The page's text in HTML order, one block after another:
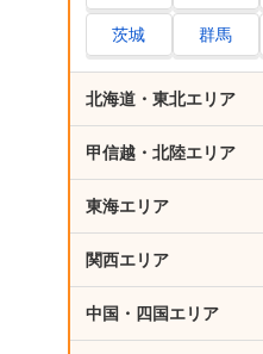
茨城 群馬
北海道・東北エリア
甲信越・北陸エリア
東海エリア
関西エリア
中国・四国エリア